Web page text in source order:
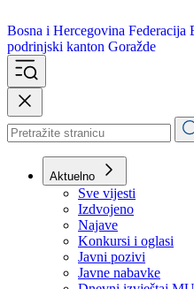
Bosna i Hercegovina
podrinjski kanton Goražde
Aktuelno
Sve vijesti
Izdvojeno
Najave